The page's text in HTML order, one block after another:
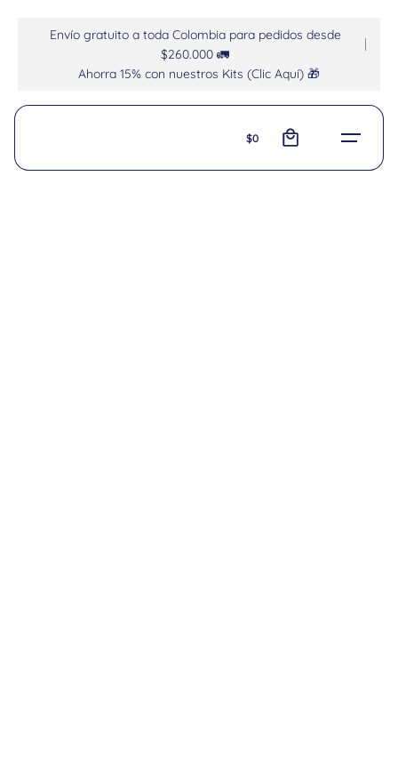
Envío gratuito a toda Colombia para pedidos desde
$260.000 🚛
Ahorra 15% con nuestros Kits (Clic Aquí) 🎁
$0